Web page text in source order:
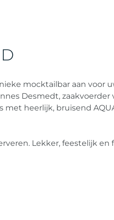
mocktailbar aan voor
Desmedt, zaakvoerder
heerlijk, bruisend
Lekker, feestelijk en